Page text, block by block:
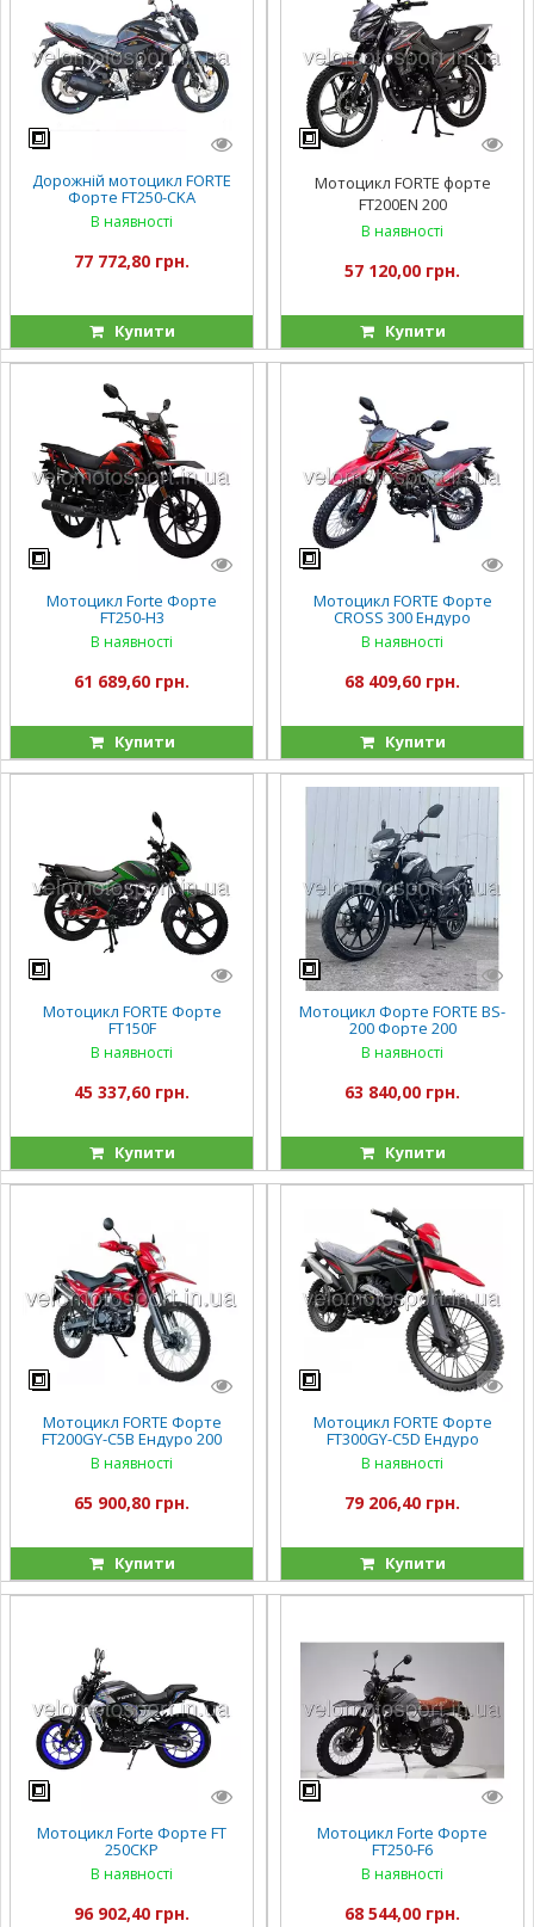
Дорожній мотоцикл FORTE
Форте FT250-CKA
В наявності
77 772,80 грн.
Купити
Мотоцикл FORTE форте
FT200EN 200
В наявності
57 120,00 грн.
Купити
Мотоцикл Forte Форте
FT250-H3
В наявності
61 689,60 грн.
Купити
Мотоцикл FORTE Форте
CROSS 300 Ендуро
В наявності
68 409,60 грн.
Купити
Мотоцикл FORTE Форте
FT150F
В наявності
45 337,60 грн.
Купити
Мотоцикл Форте FORTE BS-
200 Форте 200
В наявності
63 840,00 грн.
Купити
Мотоцикл FORTE Форте
FT200GY-C5B Ендуро 200
В наявності
65 900,80 грн.
Купити
Мотоцикл FORTE Форте
FT300GY-C5D Ендуро
В наявності
79 206,40 грн.
Купити
Мотоцикл Forte Форте FT
250CKP
В наявності
96 902,40 грн.
Мотоцикл Forte Форте
FT250-F6
В наявності
68 544,00 грн.